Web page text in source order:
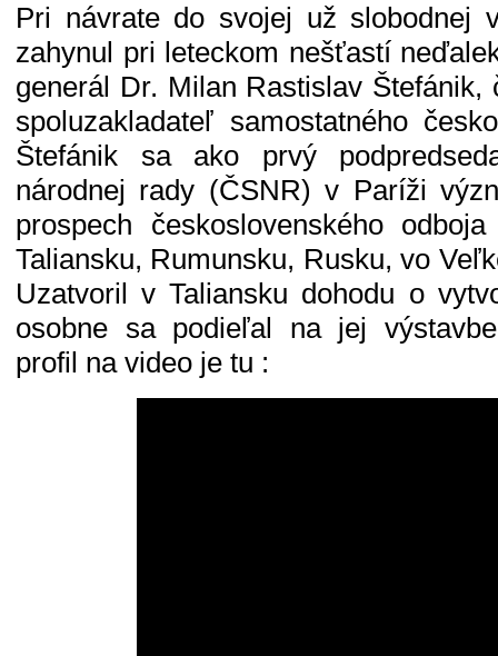
Pri návrate do svojej už slobodnej
zahynul pri leteckom nešťastí
generál Dr. Milan Rastislav Štefánik,
spoluzakladateľ samostatného
Štefánik sa ako prvý
národnej rady (ČSNR) v Paríži
prospech československého
Taliansku, Rumunsku, Rusku, vo
Uzatvoril v Taliansku dohodu o
osobne sa podieľal na jej
profil na video je tu :